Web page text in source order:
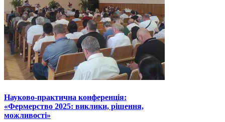
Науково-практична конференція:
«Фермерство 2025: виклики, рішення,
можливості»